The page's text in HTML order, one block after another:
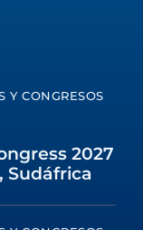
Y CONGRESOS
2027
Sudáfrica